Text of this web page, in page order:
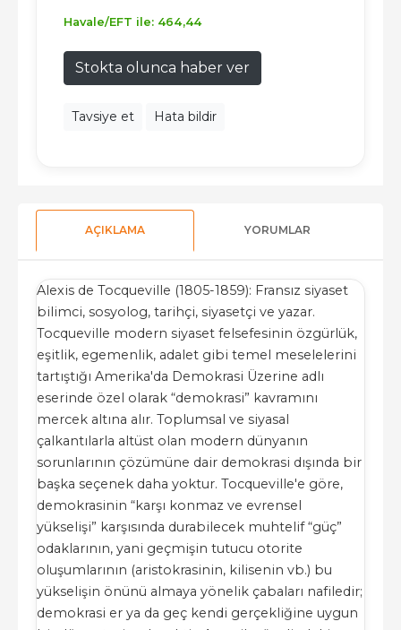
Havale/EFT ile: 464,44
Stokta olunca haber ver
Tavsiye et Hata bildir
AÇIKLAMA YORUMLAR
Alexis de Tocqueville (1805-1859): Fransız siyaset
bilimci, sosyolog, tarihçi, siyasetçi ve yazar.
Tocqueville modern siyaset felsefesinin özgürlük,
eşitlik, egemenlik, adalet gibi temel meselelerini
tartıştığı Amerika'da Demokrasi Üzerine adlı
eserinde özel olarak “demokrasi” kavramını
mercek altına alır. Toplumsal ve siyasal
çalkantılarla altüst olan modern dünyanın
sorunlarının çözümüne dair demokrasi dışında bir
başka seçenek daha yoktur. Tocqueville'e göre,
demokrasinin “karşı konmaz ve evrensel
yükselişi” karşısında durabilecek muhtelif “güç”
odaklarının, yani geçmişin tutucu otorite
oluşumlarının (aristokrasinin, kilisenin vb.) bu
yükselişin önünü almaya yönelik çabaları nafiledir;
demokrasi er ya da geç kendi gerçekliğine uygun